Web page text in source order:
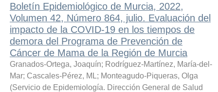
Boletín Epidemiológico de Murcia, 2022,
Volumen 42, Número 864, julio. Evaluación del
impacto de la COVID-19 en los tiempos de
demora del Programa de Prevención de
Cáncer de Mama de la Región de Murcia
Granados-Ortega, Joaquín; Rodríguez-Martínez, María-del-
Mar; Cascales-Pérez, ML; Monteagudo-Piqueras, Olga
(Servicio de Epidemiología. Dirección General de Salud